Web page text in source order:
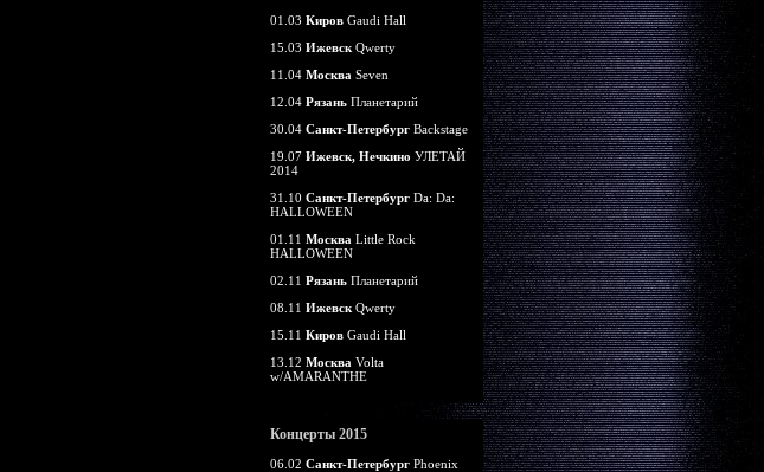
01.03 Киров Gaudi Hall
15.03 Ижевск Qwerty
11.04 Москва Seven
12.04 Рязань Планетарий
30.04 Санкт-Петербург Backstage
19.07 Ижевск, Нечкино УЛЕТАЙ
2014
31.10 Санкт-Петербург Da: Da:
HALLOWEEN
01.11 Москва Little Rock
HALLOWEEN
02.11 Рязань Планетарий
08.11 Ижевск Qwerty
15.11 Киров Gaudi Hall
13.12 Москва Volta
w/AMARANTHE
Концерты 2015
06.02 Санкт-Петербург Phoenix